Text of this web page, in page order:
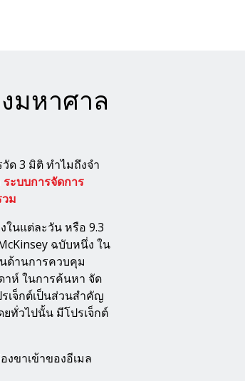
มหาศาล
ด 3 มิติ ทำไมถึงจำ
ระบบการจัดการ
ม
ในแต่ละวัน หรือ 9.3
ฉบับหนึ่ง ใน
ด้านการควบคุม
าห์ ในการค้นหา จัด
เจ็กต์เป็นส่วนสำคัญ
ทั่วไปนั้น มีโปรเจ็กต์
ขาเข้าของอีเมล